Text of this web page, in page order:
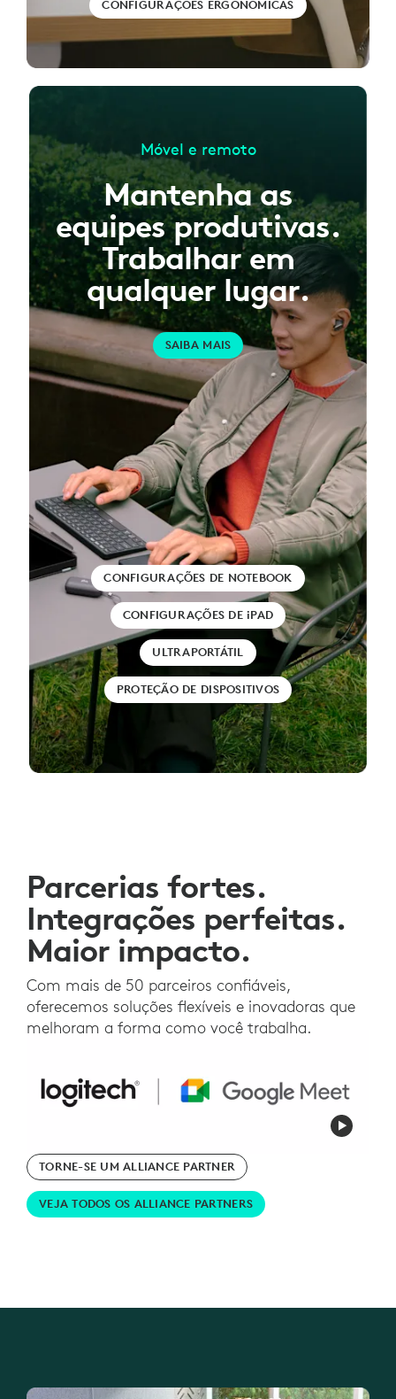
CONFIGURAÇÕES ERGONÔMICAS
Móvel e remoto
Mantenha as
equipes produtivas.
Trabalhar em
qualquer lugar.
SAIBA MAIS
CONFIGURAÇÕES DE NOTEBOOK
CONFIGURAÇÕES DE iPAD
ULTRAPORTÁTIL
PROTEÇÃO DE DISPOSITIVOS
Parcerias fortes.
Integrações perfeitas.
Maior impacto.
Com mais de 50 parceiros confiáveis,
oferecemos soluções flexíveis e inovadoras que
melhoram a forma como você trabalha.
TORNE-SE UM ALLIANCE PARTNER
VEJA TODOS OS ALLIANCE PARTNERS